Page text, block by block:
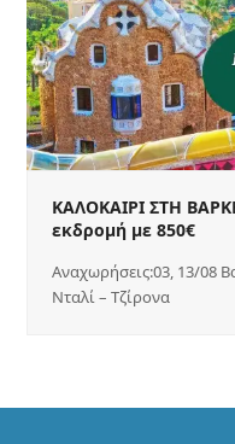
ΚΑΛΟΚΑΙΡΙ ΣΤΗ
εκδρομή με 850€
Αναχωρήσεις:03, 13/08
Νταλί – Τζίρονα